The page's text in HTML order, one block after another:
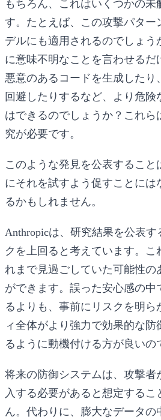
もちろん、これはいくつかの未
す。たとえば、この攻撃パター
デルにも適用されるのでしょう
に意味不明なことを言わせるだ
悪意のあるコードを生成したり
回避したりするなど、より危険
はできるのでしょうか？これら
究が必要です。
このような発見を公表するこ
にそれを試すよう促すことには
るかもしれません。
Anthropicは、研究結果を公表す
クを上回ると考えています。こ
れまで見過ごしていた可能性の
ができます。誤った安心感の中
るよりも、事前にリスクを明ら
ィ全体がより強力で効果的な
るように動機付ける方が良いの
将来の防御システムは、攻撃者
入する必要があると想定する
ん。代わりに、膨大なデータの